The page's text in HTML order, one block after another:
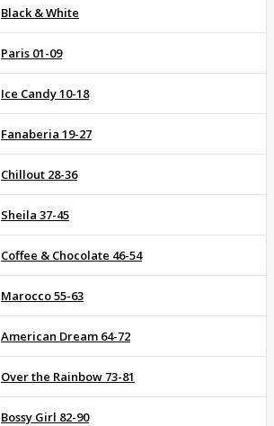
Black & White
Paris 01-09
Ice Candy 10-18
Fanaberia 19-27
Chillout 28-36
Sheila 37-45
Coffee & Chocolate 46-54
Marocco 55-63
American Dream 64-72
Over the Rainbow 73-81
Bossy Girl 82-90